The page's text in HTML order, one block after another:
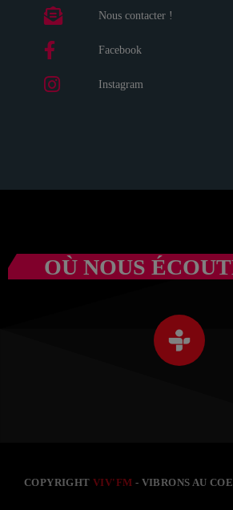
Nous contacter !
Facebook
Instagram
OÙ NOUS
COPYRIGHTVIV'FM - VIBRONS AU